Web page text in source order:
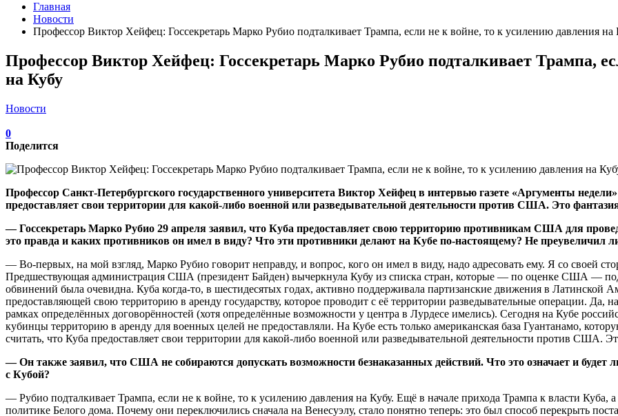
Главная
Новости
Профессор Виктор Хейфец: Госсекретарь Марко Рубио подталкивает Трампа, если не к войне, то к усилению давления на
Профессор Виктор Хейфец: Госсекретарь Марко Рубио подталкивает Трампа,
на Кубу
Новости
0
Поделится
Профессор Санкт-Петербургского государственного университета Виктор Хейфец в интервью газете «Аргументы
предоставляет свои территории для какой-либо военной или разведывательной деятельности против США. Это
— Госсекретарь Марко Рубио 29 апреля заявил, что Куба предоставляет свою территорию противникам США для
это правда и каких противников он имел в виду? Что эти противники делают на Кубе по-настоящему? Не преувеличил
— Во-первых, на мой взгляд, Марко Рубио говорит неправду, и вопрос, кого он имел в виду, надо адресовать ему. Я со своей
Предшествующая администрация США (президент Байден) вычеркнула Кубу из списка стран, которые — по оценке США —
обвинений была очевидна. Куба когда-то, в шестидесятых годах, активно поддерживала партизанские движения в
предоставляющей свою территорию в аренду государству, которое проводит с её территории разведывательные операции. Да,
рамках определённых договорённостей (хотя определённые возможности у центра в Лурдесе имелись). Сегодня на Кубе
кубинцы территорию в аренду для военных целей не предоставляли. На Кубе есть только американская база Гуантанамо,
считать, что Куба предоставляет свои территории для какой-либо военной или разведывательной деятельности против США.
— Он также заявил, что США не собираются допускать возможности безнаказанных действий. Что это означает и будет
с Кубой?
— Рубио подталкивает Трампа, если не к войне, то к усилению давления на Кубу. Ещё в начале прихода Трампа к власти Куба,
политике Белого дома. Почему они переключились сначала на Венесуэлу, стало понятно теперь: это был способ перекрыть